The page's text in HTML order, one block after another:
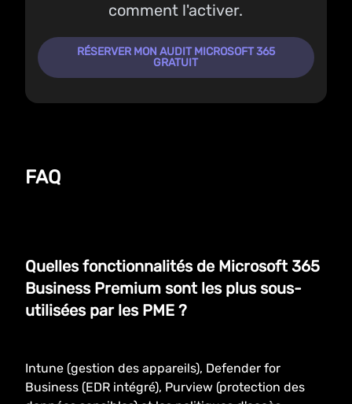
comment l'activer.
RÉSERVER MON AUDIT MICROSOFT 365
GRATUIT
FAQ
Quelles fonctionnalités de Microsoft 365
Business Premium sont les plus sous-
utilisées par les PME ?
Intune (gestion des appareils), Defender for
Business (EDR intégré), Purview (protection des